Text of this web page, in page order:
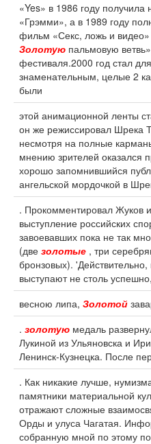
«Yes» в 1986 году
«Грэмми», а в 1989 году
фильм «Секс, ложь и видео»
Золотую пальмовую
фестиваля.2000 год стал
знаменательным, целые 2
были
этой анимационной ленты
он же режиссировал Шрека
несмотря на полные
мнению зрителей оказался
хорошо запомнившийся
ангельской мордочкой в
. Прокомментировал Жуков
выступление российских
завоевавших пока не так
(две золотые , три
бронзовых).
выступают не столь
весною липа, Золотой
. золотую медаль
Лукиной из Ульяновска и
Ленинск-Кузнецка. После
. Как никакие лучше,
памятники материальной
отражают сложные
Орды и улуса Чагатая.
собранную мной по этому